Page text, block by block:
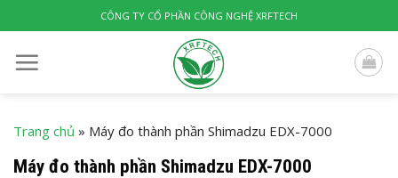
to
content
CÔNG TY CỔ PHẦN CÔNG NGHỆ XRFTECH
Trang chủ » Máy đo thành phần Shimadzu EDX-7000
Máy đo thành phần Shimadzu EDX-7000